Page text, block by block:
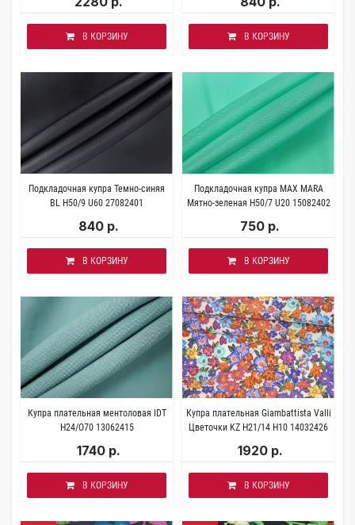
В КОРЗИНУ В КОРЗИНУ
Подкладочная купра Темно-синяя
BL H50/9 U60 27082401
840 р.
В КОРЗИНУ
Подкладочная купра MAX MARA
Мятно-зеленая H50/7 U20 15082402
750 р.
В КОРЗИНУ
Купра плательная ментоловая IDT
H24/O70 13062415
1740 р.
В КОРЗИНУ
Купра плательная Giambattista Valli
Цветочки KZ H21/14 Н10 14032426
1920 р.
В КОРЗИНУ